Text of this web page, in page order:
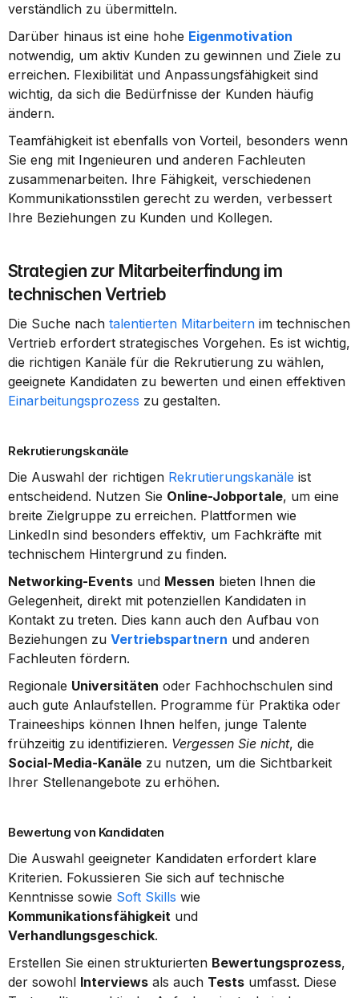
verständlich zu übermitteln.
Darüber hinaus ist eine hohe Eigenmotivation
notwendig, um aktiv Kunden zu gewinnen und Ziele zu
erreichen. Flexibilität und Anpassungsfähigkeit sind
wichtig, da sich die Bedürfnisse der Kunden häufig
ändern.
Teamfähigkeit ist ebenfalls von Vorteil, besonders wenn
Sie eng mit Ingenieuren und anderen Fachleuten
zusammenarbeiten. Ihre Fähigkeit, verschiedenen
Kommunikationsstilen gerecht zu werden, verbessert
Ihre Beziehungen zu Kunden und Kollegen.
Strategien zur Mitarbeiterfindung im
technischen Vertrieb
Die Suche nach talentierten Mitarbeitern im technischen
Vertrieb erfordert strategisches Vorgehen. Es ist wichtig,
die richtigen Kanäle für die Rekrutierung zu wählen,
Einarbeitungsprozess zu gestalten.
Rekrutierungskanäle
Die Auswahl der richtigen Rekrutierungskanäle ist
entscheidend. Nutzen Sie Online-Jobportale, um eine
breite Zielgruppe zu erreichen. Plattformen wie
LinkedIn sind besonders effektiv, um Fachkräfte mit
technischem Hintergrund zu finden.
Networking-Events und Messen bieten Ihnen die
Gelegenheit, direkt mit potenziellen Kandidaten in
Kontakt zu treten. Dies kann auch den Aufbau von
Beziehungen zu Vertriebspartnern und anderen
Fachleuten fördern.
Regionale Universitäten oder Fachhochschulen sind
auch gute Anlaufstellen. Programme für Praktika oder
Traineeships können Ihnen helfen, junge Talente
frühzeitig zu identifizieren. Vergessen Sie nicht
Social-Media-Kanäle zu nutzen, um die Sichtbarkeit
Ihrer Stellenangebote zu erhöhen.
Bewertung von Kandidaten
Die Auswahl geeigneter Kandidaten erfordert klare
Kriterien. Fokussieren Sie sich auf technische
Kenntnisse sowie Soft Skills
Kommunikationsfähigkeit
Verhandlungsgeschick.
Erstellen Sie einen strukturierten Bewertungsprozess,
der sowohl Interviews als auch Tests umfasst. Diese